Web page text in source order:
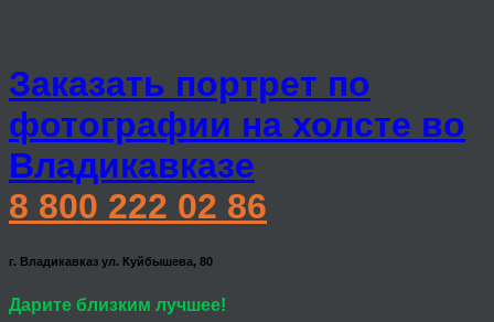
Заказать портрет по
фотографии на холсте во
Владикавказе
8 800 222 02 86
г. Владикавказ ул. Куйбышева, 80
Дарите близким лучшее!